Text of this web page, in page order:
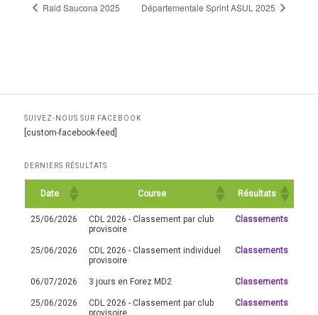
Raid Saucona 2025 Départementale Sprint ASUL 2025
SUIVEZ-NOUS SUR FACEBOOK
[custom-facebook-feed]
DERNIERS RÉSULTATS
Date Course Résultats
25/06/2026
CDL 2026 - Classement par club
provisoire
Classements
25/06/2026
CDL 2026 - Classement individuel
provisoire
Classements
06/07/2026 3 jours en Forez MD2 Classements
25/06/2026
CDL 2026 - Classement par club
provisoire
Classements